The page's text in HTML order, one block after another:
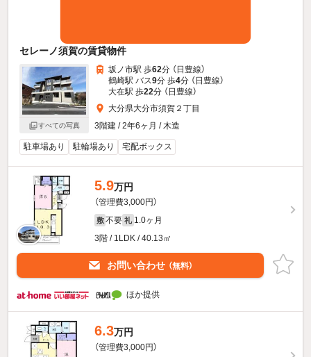
セレーノ須賀の賃貸物件
すべての写真
坂ノ市駅 歩62分 （日豊線）
鶴崎駅 バス9分 歩4分 （日豊線）
大在駅 歩22分 （日豊線）
大分県大分市須賀２丁目
3階建 / 2年6ヶ月 / 木造
駐車場あり 駐輪場あり 宅配ボックス
5.9万円
（管理費3,000円）
敷 不要 礼 1.0ヶ月
3階 / 1LDK / 40.13㎡
お問い合わせ （無料）
ほか提供
6.3万円
（管理費3,000円）